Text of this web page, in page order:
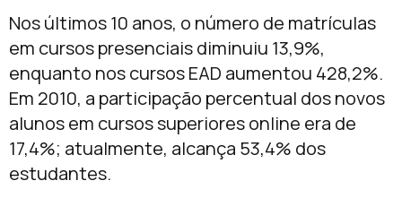
Nos últimos 10 anos, o número de matrículas
em cursos presenciais diminuiu 13,9%,
enquanto nos cursos EAD aumentou 428,2%.
Em 2010, a participação percentual dos novos
alunos em cursos superiores online era de
17,4%; atualmente, alcança 53,4% dos
estudantes.